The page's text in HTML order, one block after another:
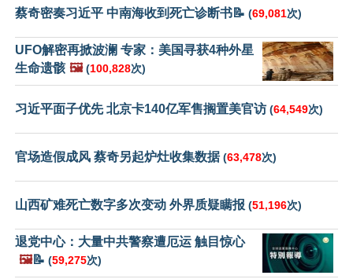
蔡奇密奏习近平 中南海收到死亡诊断书📝 (69,081次)
UFO解密再掀波澜 专家：美国寻获4种外星
生命遗骸 🖼️ (100,828次)
习近平面子优先 北京卡140亿军售搁置美官访(64,549次)
官场造假成风 蔡奇另起炉灶收集数据(63,478次)
山西矿难死亡数字多次变动 外界质疑瞒报 (51,196次)
退党中心：大量中共警察遭厄运 触目惊心
🖼️📝 (59,275次)